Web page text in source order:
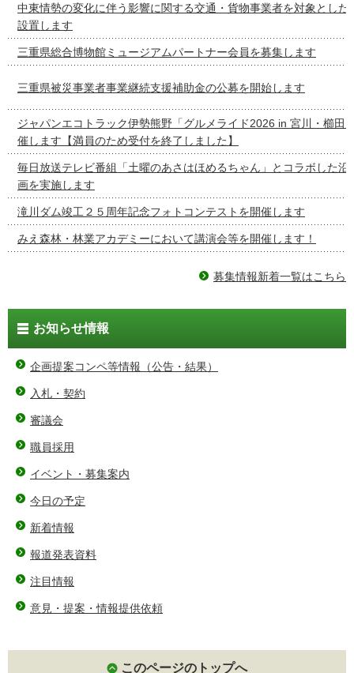
中東情勢の変化に伴う影響に関する交通・貨物事業者を対象とした
設置します
三重県総合博物館ミュージアムパートナー会員を募集します
三重県被災事業者事業継続支援補助金の公募を開始します
ジャパンエコトラック伊勢熊野「グルメライド2026 in 宮川・櫛田
催します【満員のため受付を終了しました】
毎日放送テレビ番組「土曜のあさはほめるちゃん」とコラボした沿
画を実施します
滝川ダム竣工２５周年記念フォトコンテストを開催します
みえ森林・林業アカデミーにおいて講演会等を開催します！
募集情報新着一覧はこちら
お知らせ情報
企画提案コンペ等情報（公告・結果）
入札・契約
審議会
職員採用
イベント・募集案内
今日の予定
新着情報
報道発表資料
注目情報
意見・提案・情報提供依頼
このページのトップへ